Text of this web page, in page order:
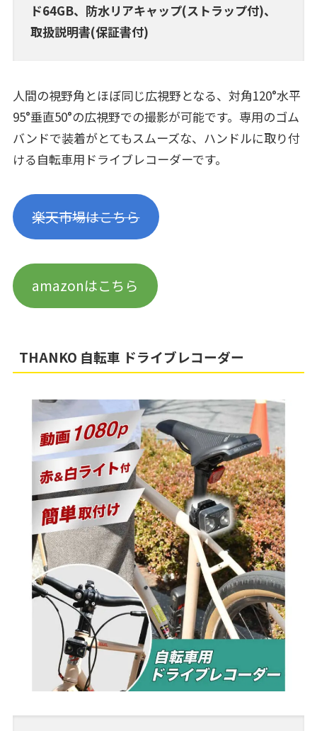
ド64GB、防水リアキャップ(ストラップ付)、
取扱説明書(保証書付)
人間の視野角とほぼ同じ広視野となる、対角120°水平
95°垂直50°の広視野での撮影が可能です。専用のゴム
バンドで装着がとてもスムーズな、ハンドルに取り付
ける自転車用ドライブレコーダーです。
楽天市場はこちら
amazonはこちら
THANKO 自転車 ドライブレコーダー